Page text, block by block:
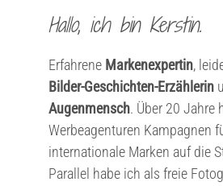
Hallo, ich bin Kerstin.
Erfahrene Markenexpertin,
Bilder-Geschichten-Erzählerin
Augenmensch. Über 20 Jahre
Werbeagenturen Kampagnen
internationale Marken auf die
Parallel habe ich als freie